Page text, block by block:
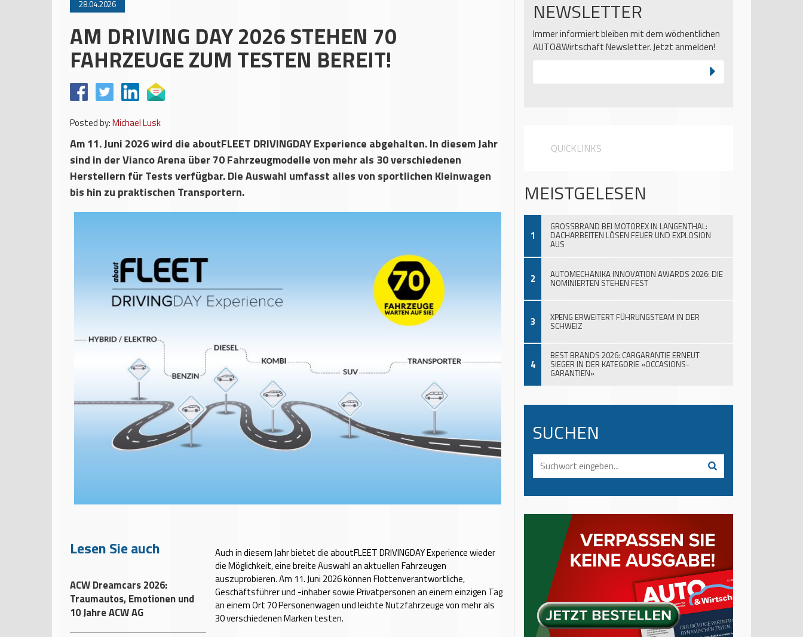
28.04.2026
AM DRIVING DAY 2026 STEHEN 70
FAHRZEUGE ZUM TESTEN BEREIT!
Posted by:Michael Lusk
Am 11. Juni 2026 wird die aboutFLEET DRIVINGDAY Experience abgehalten. In diesem Jahr
sind in der Vianco Arena über 70 Fahrzeugmodelle von mehr als 30 verschiedenen
Herstellern für Tests verfügbar. Die Auswahl umfasst alles von sportlichen Kleinwagen
bis hin zu praktischen Transportern.
Lesen Sie auch
ACW Dreamcars 2026:
Traumautos, Emotionen und
10 Jahre ACW AG
Auch in diesem Jahr bietet die aboutFLEET DRIVINGDAY Experience wieder
die Möglichkeit, eine breite Auswahl an aktuellen Fahrzeugen
auszuprobieren. Am 11. Juni 2026 können Flottenverantwortliche,
Geschäftsführer und -inhaber sowie Privatpersonen an einem einzigen Tag
an einem Ort 70 Personenwagen und leichte Nutzfahrzeuge von mehr als
30 verschiedenen Marken testen.
NEWSLETTER
Immer informiert bleiben mit dem wöchentlichen
AUTO&Wirtschaft Newsletter. Jetzt anmelden!
QUICKLINKS
MEISTGELESEN
1
GROSSBRAND BEI MOTOREX IN LANGENTHAL:
DACHARBEITEN LÖSEN FEUER UND EXPLOSION
AUS
2 AUTOMECHANIKA INNOVATION AWARDS 2026: DIE
NOMINIERTEN STEHEN FEST
3 XPENG ERWEITERT FÜHRUNGSTEAM IN DER
SCHWEIZ
4
BEST BRANDS 2026: CARGARANTIE ERNEUT
SIEGER IN DER KATEGORIE «OCCASIONS-
GARANTIEN»
SUCHEN